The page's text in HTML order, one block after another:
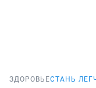
ЗДОРОВЬЕСТАНЬ